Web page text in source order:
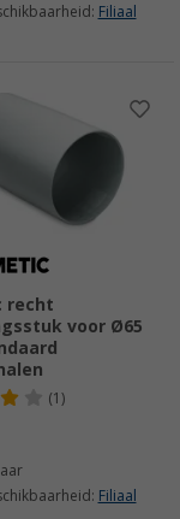
Filiaal
recht
voor Ø65
(1)
Filiaal